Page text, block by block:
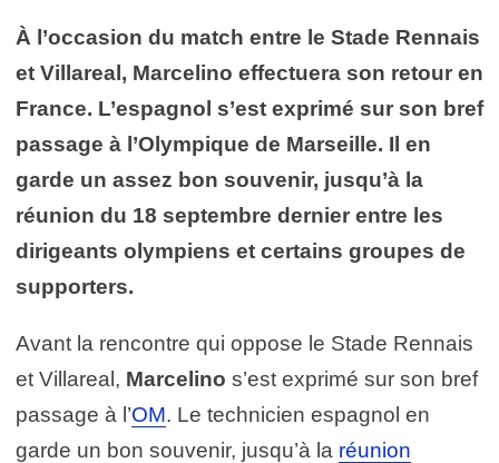
À l’occasion du match entre le Stade Rennais
et Villareal, Marcelino effectuera son retour en
France. L’espagnol s’est exprimé sur son bref
passage à l’Olympique de Marseille. Il en
garde un assez bon souvenir, jusqu’à la
réunion du 18 septembre dernier entre les
dirigeants olympiens et certains groupes de
supporters.
Avant la rencontre qui oppose le Stade Rennais
et Villareal, Marcelino s’est exprimé sur son bref
passage à l’OM. Le technicien espagnol en
garde un bon souvenir, jusqu’à la réunion